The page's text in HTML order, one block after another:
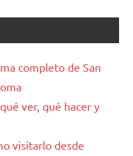
completo de San
ver, qué hacer y
visitarlo desde